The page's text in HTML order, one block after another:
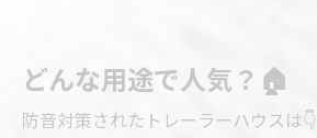
どんな用途で人気？🏠
防音対策されたトレーラーハウスは👇